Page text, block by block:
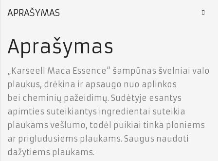
APRAŠYMAS
Aprašymas
„Karseell Maca Essence“ šampūnas švelniai valo
plaukus, drėkina ir apsaugo nuo aplinkos
bei cheminių pažeidimų. Sudėtyje esantys
apimties suteikiantys ingredientai suteikia
plaukams vešlumo, todėl puikiai tinka ploniems
ar prigludusiems plaukams. Saugus naudoti
dažytiems plaukams.